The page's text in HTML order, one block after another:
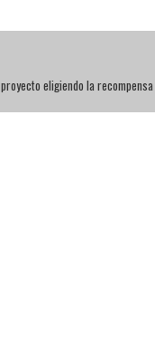
eligiendo la recompensa